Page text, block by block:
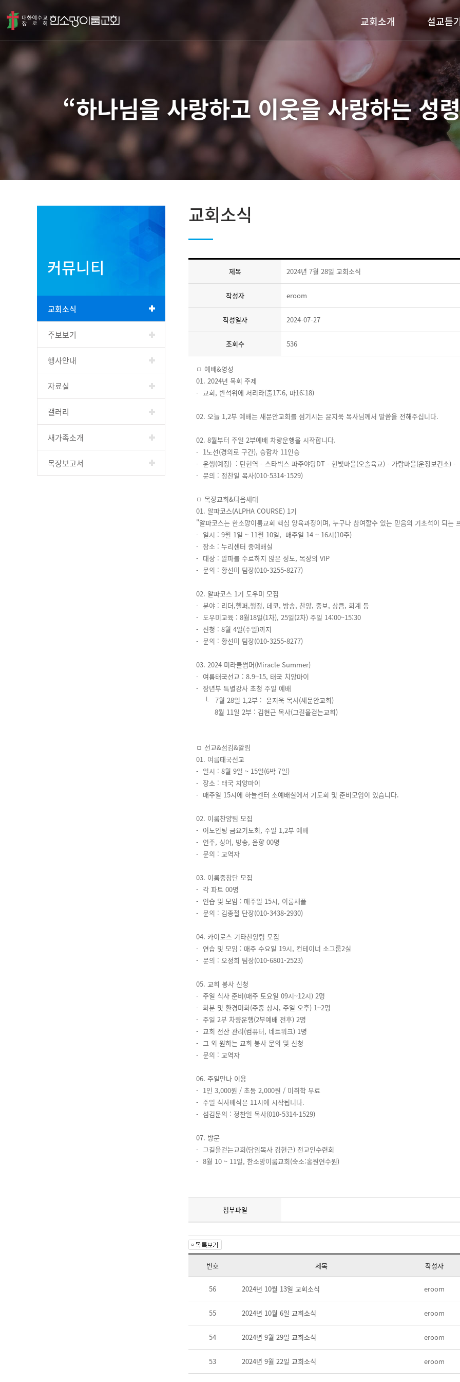
교회소개
교회연혁
예배시간안내
섬기는 이들
찾아오시는길
설교듣
주일설교
어노인팅금요
기타영상
“하나님을 사랑하고 이웃을 사랑하는성
커뮤니티
교회소식
주보보기
행사안내
자료실
갤러리
새가족소개
목장보고서
교회소식
제목 2024년 7월 28일 교회소식
작성자 eroom
작성일자 2024-07-27
조회수 536
ㅁ 예배&영성
01. 2024년 목회 주제
- 교회, 반석위에 서리라(출17:6, 마16:18)
02. 오늘 1,2부 예배는 새문안교회를 섬기시는 윤지욱 목사님께서 말씀을 전해주십니다.
02. 8월부터 주일 2부예배 차량운행을 시작합니다.
- 1노선(경의로 구간), 승합차 11인승
- 운행(예정) : 탄현역 - 스타벅스 파주야당DT - 한빛마을(오솔육교) - 가람마을(운정보건소) -
- 문의 : 정찬일 목사(010-5314-1529)
ㅁ 목장교회&다음세대
01. 알파코스(ALPHA COURSE) 1기
"알파코스는 한소망이룸교회 핵심 양육과정이며, 누구나 참여할수 있는 믿음의 기초석이 되는
- 일시 : 9월 1일 ~ 11월 10일, 매주일 14 ~ 16시(10주)
- 장소 : 누리센터 중예배실
- 대상 : 알파를 수료하지 않은 성도, 목장의 VIP
- 문의 : 황선미 팀장(010-3255-8277)
02. 알파코스 1기 도우미 모집
- 분야 : 리더,헬퍼,행정, 데코, 방송, 찬양, 중보, 상큼, 회계 등
- 도우미교육 : 8월18일(1차), 25일(2차) 주일 14:00~15:30
- 신청 : 8월 4일(주일)까지
- 문의 : 황선미 팀장(010-3255-8277)
03. 2024 미라클썸머(Miracle Summer)
- 여름태국선교 : 8.9~15, 태국 치앙마이
- 장년부 특별강사 초청 주일 예배
└ 7월 28일 1,2부 : 윤지욱 목사(새문안교회)
8월 11일 2부 : 김현근 목사(그길을걷는교회)
ㅁ 선교&섬김&알림
01. 여름태국선교
- 일시 : 8월 9일 ~ 15일(6박 7일)
- 장소 : 태국 치앙마이
- 매주일 15시에 하늘센터 소예배실에서 기도회 및 준비모임이 있습니다.
02. 이룸찬양팀 모집
- 어노인팅 금요기도회, 주일 1,2부 예배
- 연주, 싱어, 방송, 음향 00명
- 문의 : 교역자
03. 이룸중창단 모집
- 각 파트 00명
- 연습 및 모임 : 매주일 15시, 이룸채플
- 문의 : 김종철 단장(010-3438-2930)
04. 카이로스 기타찬양팀 모집
- 연습 및 모임 : 매주 수요일 19시, 컨테이너 소그룹2실
- 문의 : 오정희 팀장(010-6801-2523)
05. 교회 봉사 신청
- 주일 식사 준비(매주 토요일 09시~12시) 2명
- 화분 및 환경미화(주중 상시, 주일 오후) 1~2명
- 주일 2부 차량운행(2부예배 전후) 2명
- 교회 전산 관리(컴퓨터, 네트워크) 1명
- 그 외 원하는 교회 봉사 문의 및 신청
- 문의 : 교역자
06. 주일만나 이용
- 1인 3,000원 / 초등 2,000원 / 미취학 무료
- 주일 식사배식은 11시에 시작됩니다.
- 섬김문의 : 정찬일 목사(010-5314-1529)
07. 방문
- 그길을걷는교회(담임목사 김현근) 전교인수련회
- 8월 10 ~ 11일, 한소망이룸교회(숙소:홍원연수원)
첨부파일
번호 제목 작성자
56 2024년 10월 13일 교회소식 eroom
55 2024년 10월 6일 교회소식 eroom
54 2024년 9월 29일 교회소식 eroom
53 2024년 9월 22일 교회소식 eroom